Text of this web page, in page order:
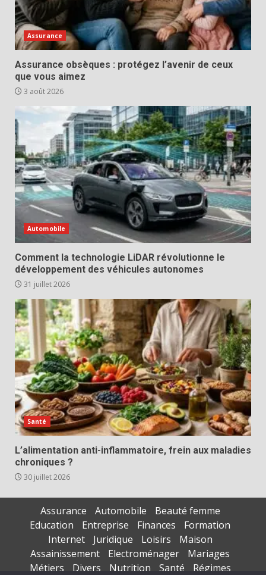
Assurance
Assurance obsèques : protégez l’avenir de ceux
que vous aimez
3 août 2026
Automobile
Comment la technologie LiDAR révolutionne le
développement des véhicules autonomes
31 juillet 2026
Santé
L’alimentation anti-inflammatoire, frein aux maladies
chroniques ?
30 juillet 2026
Assurance Automobile
Beauté femme
Education
Entreprise Finances
Formation
Internet
Juridique Loisirs
Maison
Assainissement
Electroménager
Mariages
Métiers
Divers Nutrition Santé Régimes